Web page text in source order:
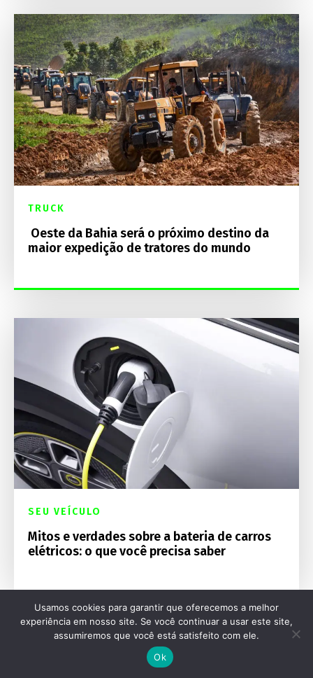
TRUCK
Oeste da Bahia será o próximo destino da
maior expedição de tratores do mundo
SEU VEÍCULO
Mitos e verdades sobre a bateria de carros
elétricos: o que você precisa saber
Usamos cookies para garantir que oferecemos a melhor
experiência em nosso site. Se você continuar a usar este site,
assumiremos que você está satisfeito com ele.
Ok